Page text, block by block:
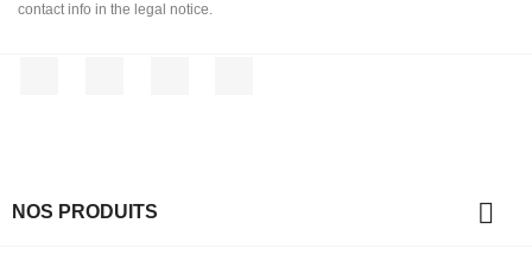
contact info in the legal notice.
NOS PRODUITS 